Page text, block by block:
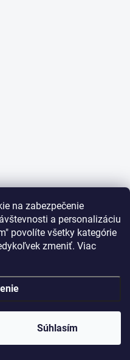
na zabezpečenie
a personalizáciu
povolíte všetky kategórie
zmeniť. Viac
Súhlasím